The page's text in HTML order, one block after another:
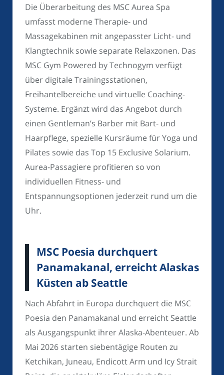
Die Überarbeitung des MSC Aurea Spa
umfasst moderne Therapie- und
Massagekabinen mit angepasster Licht- und
Klangtechnik sowie separate Relaxzonen. Das
MSC Gym Powered by Technogym verfügt
über digitale Trainingsstationen,
Freihantelbereiche und virtuelle Coaching-
Systeme. Ergänzt wird das Angebot durch
einen Gentleman’s Barber mit Bart- und
Haarpflege, spezielle Kursräume für Yoga und
Pilates sowie das Top 15 Exclusive Solarium.
Aurea-Passagiere profitieren so von
individuellen Fitness- und
Entspannungsoptionen jederzeit rund um die
Uhr.
MSC Poesia durchquert
Panamakanal, erreicht Alaskas
Küsten ab Seattle
Nach Abfahrt in Europa durchquert die MSC
Poesia den Panamakanal und erreicht Seattle
als Ausgangspunkt ihrer Alaska-Abenteuer. Ab
Mai 2026 starten siebentägige Routen zu
Ketchikan, Juneau, Endicott Arm und Icy Strait